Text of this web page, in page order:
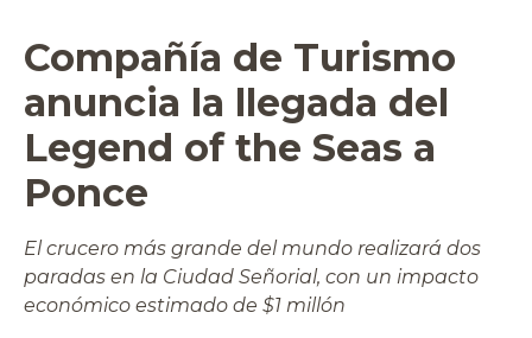
Compañía de Turismo
anuncia la llegada del
Legend of the Seas a
Ponce
El crucero más grande del mundo realizará dos
paradas en la Ciudad Señorial, con un impacto
económico estimado de $1 millón